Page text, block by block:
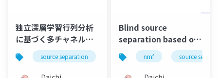
独立深層学習行列分析
に基づく多チャネル音
源分離（Multichannel
audio source
separation based on
source separation music bss ica
Blind source
separation based on
independent low-
rank matrix analysis
and its extensions
nmf source